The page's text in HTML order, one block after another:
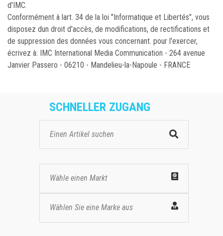
d'IMC.
Conformément à lart. 34 de la loi "Informatique et Libertés", vous
disposez dun droit d'accès, de modifications, de rectifications et
de suppression des données vous concernant. pour l'exercer,
écrivez à: IMC International Media Communication - 264 avenue
Janvier Passero - 06210 - Mandelieu-la-Napoule - FRANCE
SCHNELLER ZUGANG
Wähle einen Markt
Wählen Sie eine Marke aus